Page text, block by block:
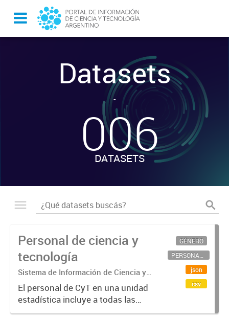
Datasets
-
006
DATASETS
Personal de ciencia y
tecnología
Sistema de Información de Ciencia y
Tecnología Argentino (SICYTAR)
El personal de CyT en una unidad
estadística incluye a todas las
personas involucradas
GÉNERO
PERSONAL CIENTÍFICO-TECNOLÓGICO
json
csv